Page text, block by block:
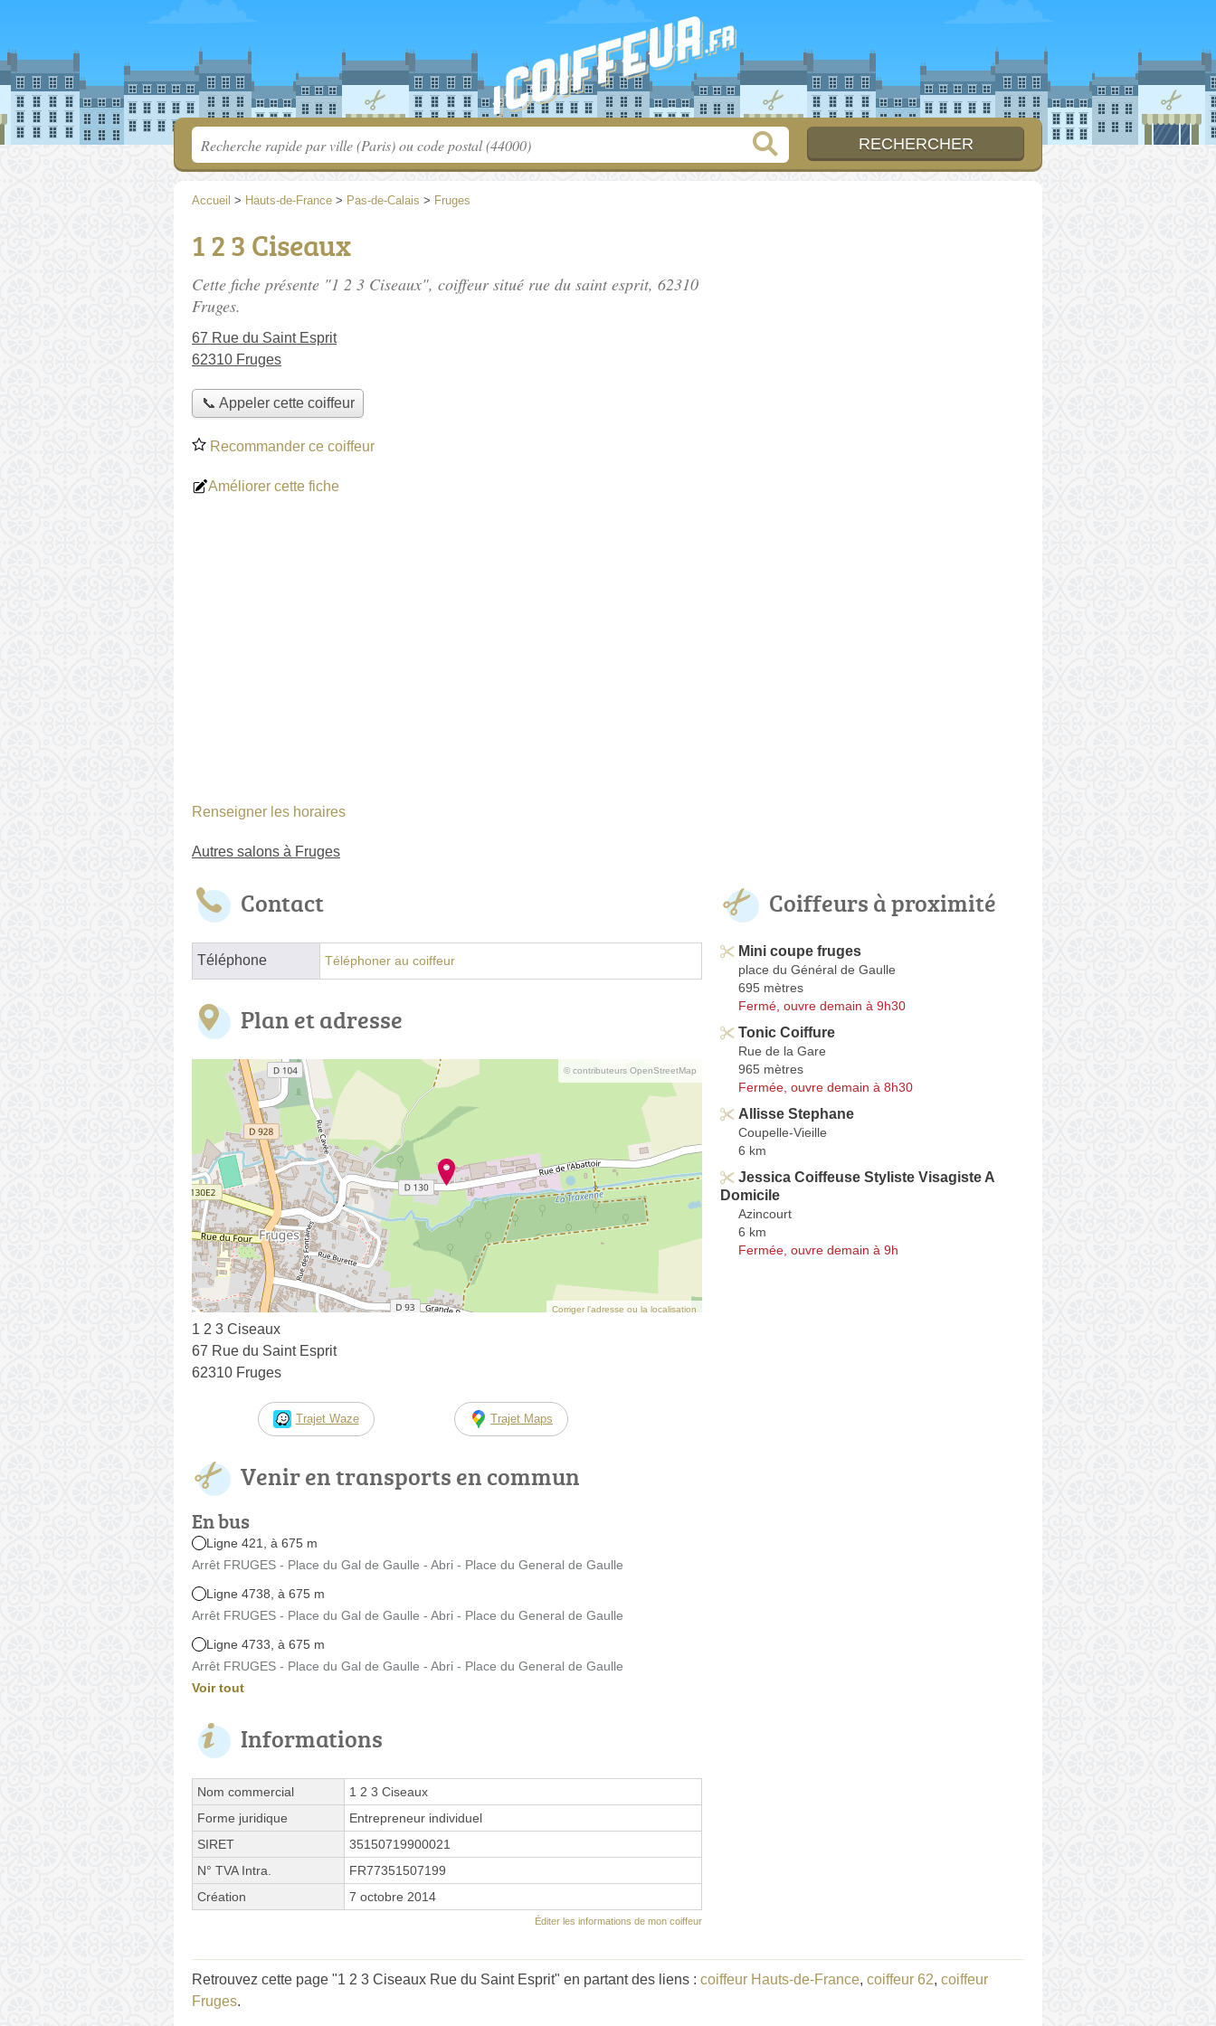
Accueil > Hauts-de-France > Pas-de-Calais > Fruges
1 2 3 Ciseaux
Cette fiche présente "1 2 3 Ciseaux", coiffeur situé rue du saint esprit, 62310
Fruges.
67 Rue du Saint Esprit
62310 Fruges
📞 Appeler cette coiffeur
Recommander ce coiffeur
Améliorer cette fiche
Renseigner les horaires
Autres salons à Fruges
Contact
Téléphone Téléphoner au coiffeur
Plan et adresse
© contributeurs OpenStreetMap
Corriger l’adresse ou la localisation
1 2 3 Ciseaux
67 Rue du Saint Esprit
62310 Fruges
Trajet Waze Trajet Maps
Venir en transports en commun
En bus
Ligne 421, à 675 m
Arrêt FRUGES - Place du Gal de Gaulle - Abri - Place du General de Gaulle
Ligne 4738, à 675 m
Arrêt FRUGES - Place du Gal de Gaulle - Abri - Place du General de Gaulle
Ligne 4733, à 675 m
Arrêt FRUGES - Place du Gal de Gaulle - Abri - Place du General de Gaulle
Voir tout
Informations
Nom commercial
1 2 3 Ciseaux
Forme juridique
Entrepreneur individuel
SIRET
35150719900021
N° TVA Intra.
FR77351507199
Création
7 octobre 2014
Éditer les informations de mon coiffeur
Coiffeurs à proximité
Mini coupe fruges
place du Général de Gaulle
695 mètres
Fermé, ouvre demain à 9h30
Tonic Coiffure
Rue de la Gare
965 mètres
Fermée, ouvre demain à 8h30
Allisse Stephane
Coupelle-Vieille
6 km
Jessica Coiffeuse Styliste Visagiste A
Domicile
Azincourt
6 km
Fermée, ouvre demain à 9h
Retrouvez cette page "1 2 3 Ciseaux Rue du Saint Esprit" en partant des liens : coiffeur Hauts-de-France, coiffeur 62, coiffeur
Fruges.